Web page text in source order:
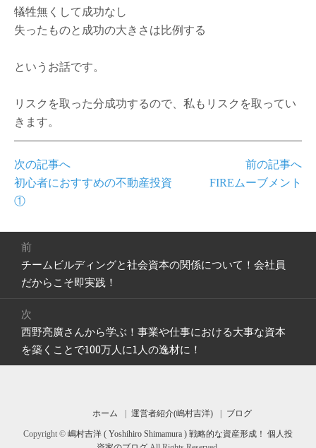
犠牲無くして成功なし
失ったものと成功の大きさは比例する
というお話です。
リスクを取った分成功するので、私もリスクを取ってい
きます。
前の記事へ
FIREムーブメント
次の記事へ
初心者におすすめの不動産投資
①
前
前
の
稿:
チームビルディングと社会資本の関係について！会社員
だからこそ即実践！
次
次
の
投
西野亮廣さんから学ぶ！事業や仕事における大事な資本
を築くことで100万人に1人の逸材に！
ホーム 運営者紹介(嶋村吉洋) ブログ
Copyright © 嶋村吉洋 ( Yoshihiro Shimamura ) 戦略的な資産形成！ 個人投